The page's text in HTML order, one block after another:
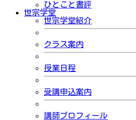
ひとこと書評
世宗学堂
世宗学堂紹介
クラス案内
授業日程
受講申込案内
講師プロフィール